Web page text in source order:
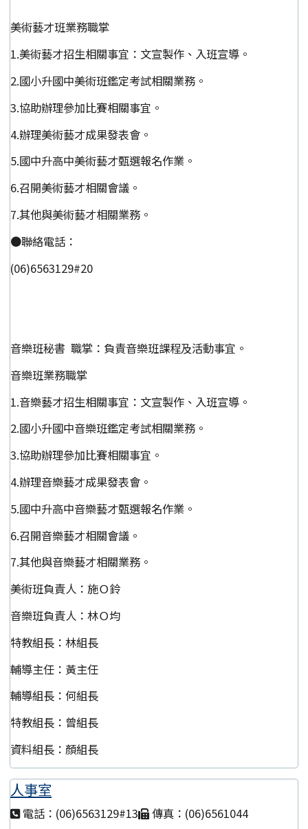
美術藝才班業務職掌
1.美術藝才招生相關事宜：文宣製作、入班宣導。
2.國小升國中美術班鑑定考試相關業務。
3.協助辦理參加比賽相關事宜。
4.辦理美術藝才成果發表會。
5.國中升高中美術藝才甄選報名作業。
6.召開美術藝才相關會議。
7.其他與美術藝才相關業務。
●聯絡電話：
(06)6563129#20
音樂班秘書 職掌：負責音樂班課程及活動事宜。
音樂班業務職掌
1.音樂藝才招生相關事宜：文宣製作、入班宣導。
2.國小升國中音樂班鑑定考試相關業務。
3.協助辦理參加比賽相關事宜。
4.辦理音樂藝才成果發表會。
5.國中升高中音樂藝才甄選報名作業。
6.召開音樂藝才相關會議。
7.其他與音樂藝才相關業務。
美術班負責人：施Ｏ鈴
音樂班負責人：林Ｏ均
特教組長：林組長
輔導主任：黃主任
輔導組長：何組長
特教組長：曾組長
資料組長：顏組長
人事室
電話：(06)6563129#13
傳真：(06)6561044